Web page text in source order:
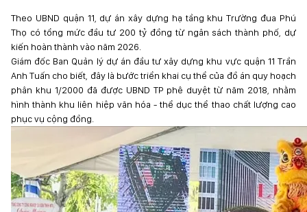
Theo UBND quận 11, dự án xây dựng hạ tầng khu Trường đua Phú
Thọ có tổng mức đầu tư 200 tỷ đồng từ ngân sách thành phố, dự
kiến hoàn thành vào năm 2026.
Giám đốc Ban Quản lý dự án đầu tư xây dựng khu vực quận 11 Trần
Anh Tuấn cho biết, đây là bước triển khai cụ thể của đồ án quy hoạch
phân khu 1/2000 đã được UBND TP phê duyệt từ năm 2018, nhằm
hình thành khu liên hiệp văn hóa - thể dục thể thao chất lượng cao
phục vụ cộng đồng.